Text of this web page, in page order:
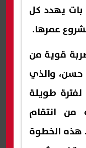
يهدد كل
عمرها.
قوية من
حسن، والذي
طويلة
من انتقام
الخطوة